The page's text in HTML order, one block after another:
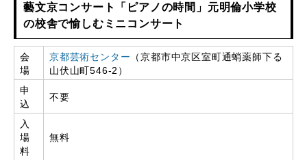
藝文京コンサート「ピアノの時間」元明倫小学校
の校舎で愉しむミニコンサート
会
場
京都芸術センター （京都市中京区室町通蛸薬師下る
山伏山町546-2）
申
込
不要
入
場
料
無料